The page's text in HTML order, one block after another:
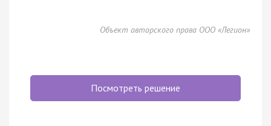
Объект авторского права ООО «Легион»
Посмотреть решение